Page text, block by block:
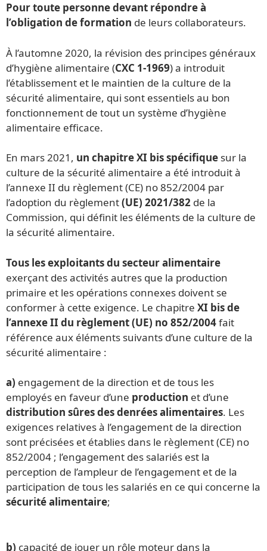
Pour toute personne devant répondre à
l’obligation de formation de leurs collaborateurs.
À l’automne 2020, la révision des principes généraux
d’hygiène alimentaire (CXC 1-1969) a introduit
l’établissement et le maintien de la culture de la
sécurité alimentaire, qui sont essentiels au bon
fonctionnement de tout un système d’hygiène
alimentaire efficace.
En mars 2021, un chapitre XI bis spécifique sur la
culture de la sécurité alimentaire a été introduit à
l’annexe II du règlement (CE) no 852/2004 par
l’adoption du règlement(UE) 2021/382 de la
Commission, qui définit les éléments de la culture de
la sécurité alimentaire.
Tous les exploitants du secteur alimentaire
exerçant des activités autres que la production
primaire et les opérations connexes doivent se
conformer à cette exigence. Le chapitre XI bis de
l’annexe II du règlement (UE) no 852/2004fait
référence aux éléments suivants d’une culture de la
sécurité alimentaire :
a) engagement de la direction et de tous les
employés en faveur d’une production et d’une
distribution sûres des denrées alimentaires. Les
exigences relatives à l’engagement de la direction
sont précisées et établies dans le règlement (CE) no
852/2004 ; l’engagement des salariés est la
perception de l’ampleur de l’engagement et de la
participation de tous les salariés en ce qui concerne la
sécurité alimentaire;
b) capacité de jouer un rôle moteur dans la